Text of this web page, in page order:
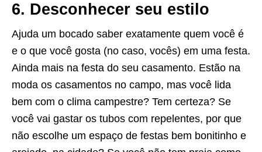
6. Desconhecer seu estilo
Ajuda um bocado saber exatamente quem você é
e o que você gosta (no caso, vocês) em uma festa.
Ainda mais na festa do seu casamento. Estão na
moda os casamentos no campo, mas você lida
bem com o clima campestre? Tem certeza? Se
você vai gastar os tubos com repelentes, por que
não escolhe um espaço de festas bem bonitinho e